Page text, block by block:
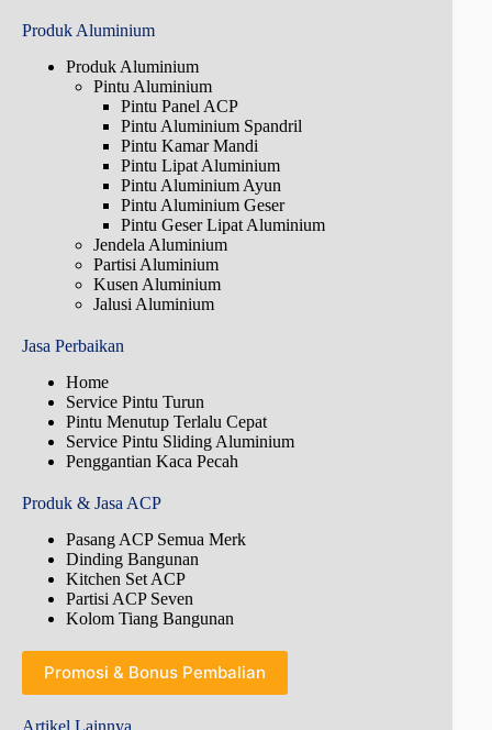
Produk Aluminium
Produk Aluminium
Pintu Aluminium
Pintu Panel ACP
Pintu Aluminium Spandril
Pintu Kamar Mandi
Pintu Lipat Aluminium
Pintu Aluminium Ayun
Pintu Aluminium Geser
Pintu Geser Lipat Aluminium
Jendela Aluminium
Partisi Aluminium
Kusen Aluminium
Jalusi Aluminium
Jasa Perbaikan
Home
Service Pintu Turun
Pintu Menutup Terlalu Cepat
Service Pintu Sliding Aluminium
Penggantian Kaca Pecah
Produk & Jasa ACP
Pasang ACP Semua Merk
Dinding Bangunan
Kitchen Set ACP
Partisi ACP Seven
Kolom Tiang Bangunan
Promosi & Bonus Pembalian
Artikel Lainnya